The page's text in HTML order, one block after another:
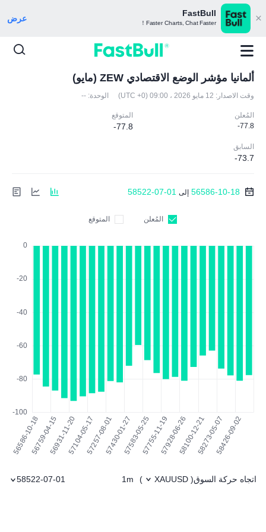
FastBull
Faster Charts, Chat Faster！ عرض
ألمانيا مؤشر الوضع الاقتصادي ZEW (مايو)
وقت الاصدار: 12 مايو 2026 ، 09:00 (UTC +0) الوحدة: --
المُعلن
-77.8
المتوقع
-77.8
السابق
-73.7
56586-10-18 إلى 58522-07-01
المُعلن المتوقع
اتجاه حركة السوق(
XAUUSD
)
1m
58522-07-01